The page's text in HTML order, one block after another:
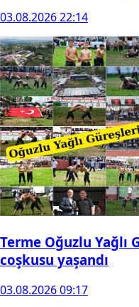
03.08.2026 22:14
Terme Oğuzlu Yağlı
coşkusu yaşandı
03.08.2026 09:17